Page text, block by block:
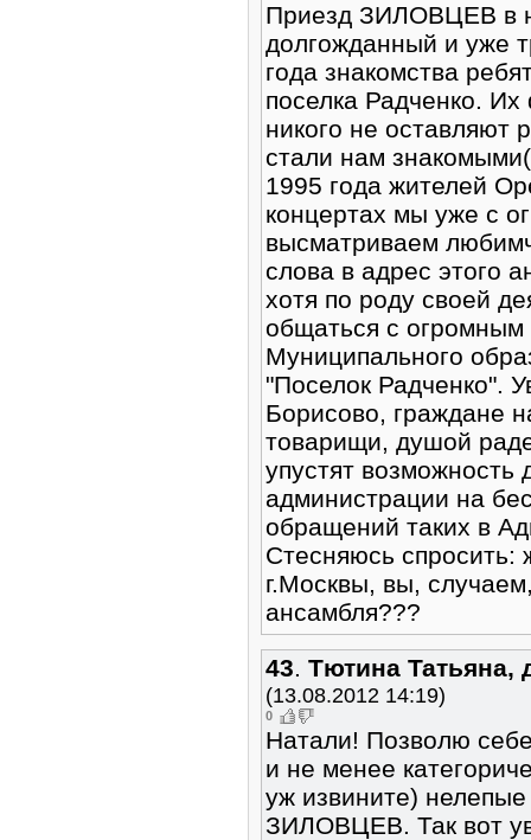
Приезд ЗИЛОВЦЕВ в
долгожданный и уже
года знакомства
поселка Радченко.
никого не
стали нам
1995 года жителей
концертах мы уже с
высматриваем
слова в адрес этого
хотя по роду своей
общаться с огромным
Муниципального
"Поселок Радченко".
Борисово, граждане
товарищи, душой
упустят возможность
администрации на
обращений таких в
Стесняюсь спросить:
г.Москвы, вы,
ансамбля???
43. Тютина Татьяна,
(13.08.2012 14:19)
0
Натали! Позволю себе
и не менее
уж извините)
ЗИЛОВЦЕВ. Так вот